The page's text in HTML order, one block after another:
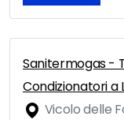
Sanitermogas -
Condizionatori a
Vicolo delle